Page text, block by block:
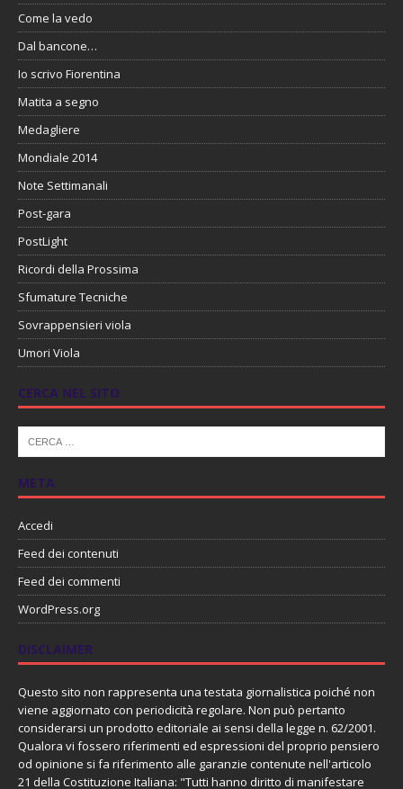
Come la vedo
Dal bancone…
Io scrivo Fiorentina
Matita a segno
Medagliere
Mondiale 2014
Note Settimanali
Post-gara
PostLight
Ricordi della Prossima
Sfumature Tecniche
Sovrappensieri viola
Umori Viola
CERCA NEL SITO
META
Accedi
Feed dei contenuti
Feed dei commenti
WordPress.org
DISCLAIMER
Questo sito non rappresenta una testata giornalistica poiché non
viene aggiornato con periodicità regolare. Non può pertanto
considerarsi un prodotto editoriale ai sensi della legge n. 62/2001.
Qualora vi fossero riferimenti ed espressioni del proprio pensiero
od opinione si fa riferimento alle garanzie contenute nell'articolo
21 della Costituzione Italiana: "Tutti hanno diritto di manifestare